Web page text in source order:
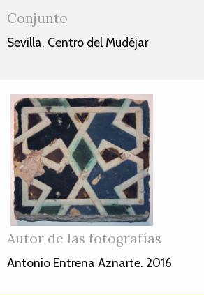
Conjunto
Sevilla. Centro del Mudéjar
Autor de las fotografías
Antonio Entrena Aznarte. 2016